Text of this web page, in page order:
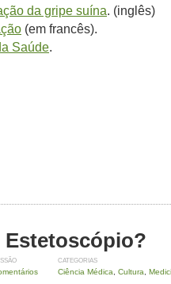
da gripe suína. (inglês)
(em francês).
Saúde.
Estetoscópio?
CATEGORIAS
Ciência Médica Cultura